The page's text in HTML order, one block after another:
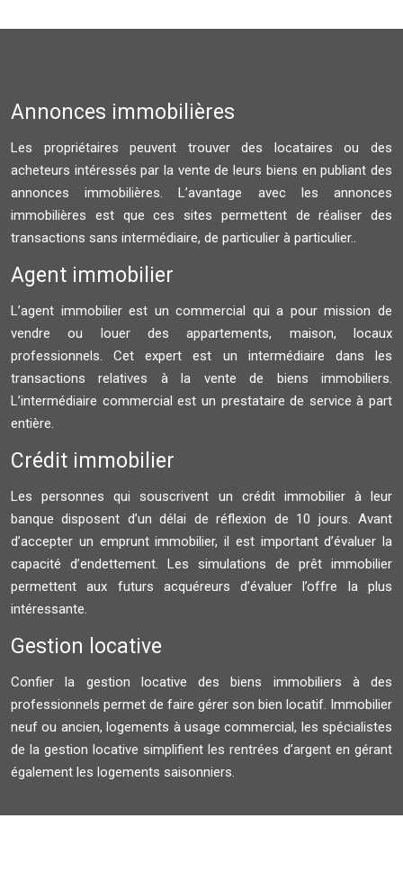
Annonces immobilières
Les propriétaires peuvent trouver des locataires ou des
acheteurs intéressés par la vente de leurs biens en publiant des
annonces immobilières. L’avantage avec les annonces
immobilières est que ces sites permettent de réaliser des
transactions sans intermédiaire, de particulier à particulier..
Agent immobilier
L’agent immobilier est un commercial qui a pour mission de
vendre ou louer des appartements, maison, locaux
professionnels. Cet expert est un intermédiaire dans les
transactions relatives à la vente de biens immobiliers.
L’intermédiaire commercial est un prestataire de service à part
entière.
Crédit immobilier
Les personnes qui souscrivent un crédit immobilier à leur
banque disposent d’un délai de réflexion de 10 jours. Avant
d’accepter un emprunt immobilier, il est important d’évaluer la
capacité d’endettement. Les simulations de prêt immobilier
permettent aux futurs acquéreurs d’évaluer l’offre la plus
intéressante.
Gestion locative
Confier la gestion locative des biens immobiliers à des
professionnels permet de faire gérer son bien locatif. Immobilier
neuf ou ancien, logements à usage commercial, les spécialistes
de la gestion locative simplifient les rentrées d’argent en gérant
également les logements saisonniers.